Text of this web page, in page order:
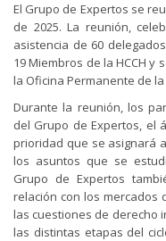
El Grupo de Expertos se
de 2025. La reunión,
asistencia de 60
19 Miembros de la HCCH
la Oficina Permanente de la
Durante la reunión, los
del Grupo de Expertos, el
prioridad que se asignará
los asuntos que se
Grupo de Expertos
relación con los mercados
las cuestiones de derecho
las distintas etapas del